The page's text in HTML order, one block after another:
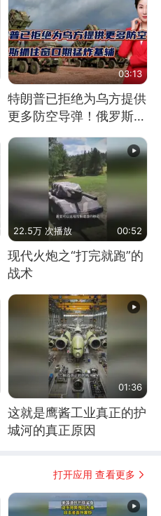
03:13
特朗普已拒绝为乌方提供
更多防空导弹！俄罗斯抓
住窗口期猛炸基辅
22.5万 次播放 00:52
现代火炮之“打完就跑”的
战术
01:36
这就是鹰酱工业真正的护
城河的真正原因
打开应用 查看更多